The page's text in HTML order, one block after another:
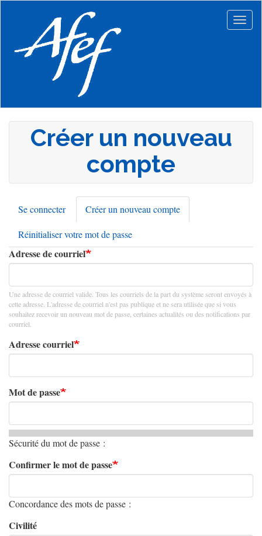
principal
Créer un nouveau
compte
Onglets
principaux
Se connecter Créer un nouveau compte
actif)
Réinitialiser votre mot de passe
Adresse de courriel
Une adresse de courriel valide. Tous les courriels de la part du système seront envoyés à
cette adresse. L'adresse de courriel n'est pas publique et ne sera utilisée que si vous
souhaitez recevoir un nouveau mot de passe, certaines actualités ou des notifications par
courriel.
Adresse courriel
Mot de passe
Sécurité du mot de passe :
Confirmer le mot de passe
Concordance des mots de passe :
Civilité